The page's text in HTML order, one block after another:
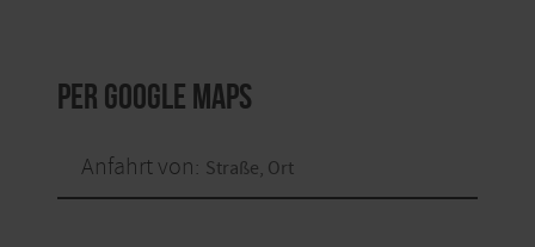
per Google Maps
Anfahrt von: